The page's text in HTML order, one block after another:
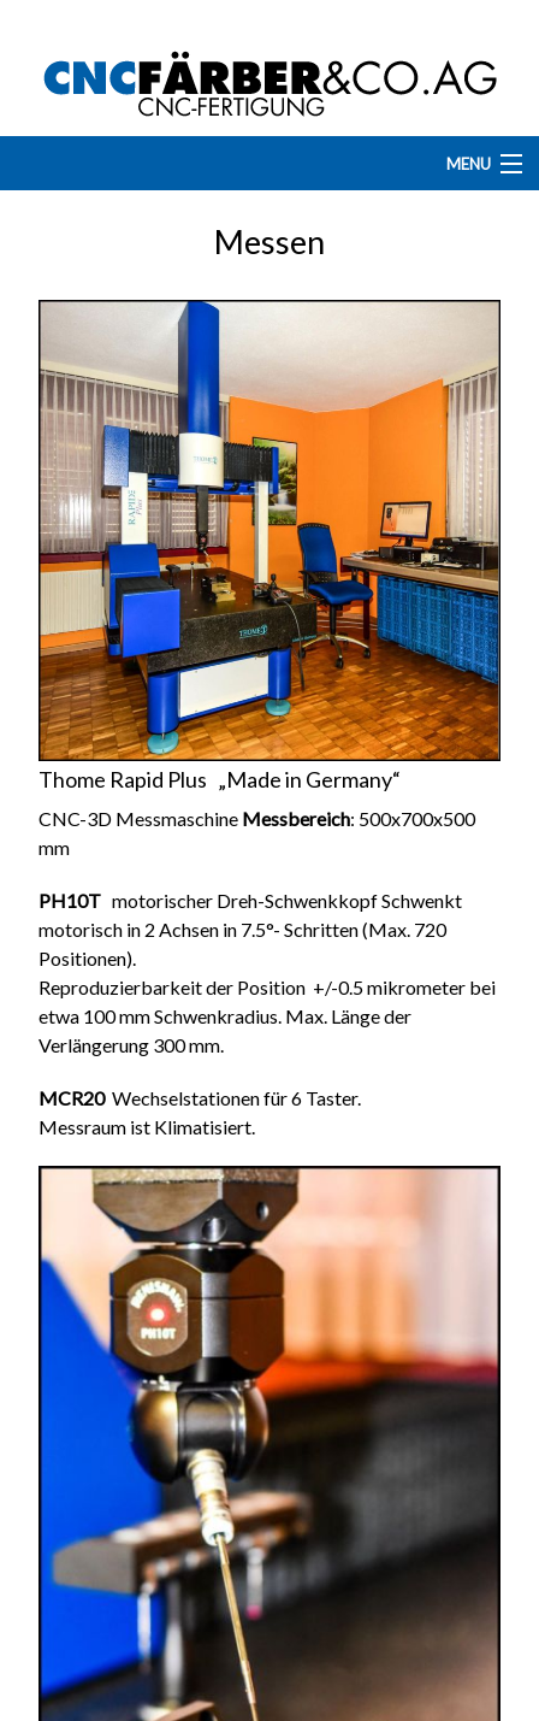
MENU
Programmieren
Referenzen
Offene Stellen
Kontakt
Messen
Thome Rapid Plus „Made in Germany“
CNC-3D Messmaschine Messbereich: 500x700x500
mm
PH10T motorischer Dreh-Schwenkkopf Schwenkt
motorisch in 2 Achsen in 7.5°- Schritten (Max. 720
Positionen).
Reproduzierbarkeit der Position +/-0.5 mikrometer bei
etwa 100 mm Schwenkradius. Max. Länge der
Verlängerung 300 mm.
MCR20Wechselstationen für 6 Taster.
Messraum ist Klimatisiert.